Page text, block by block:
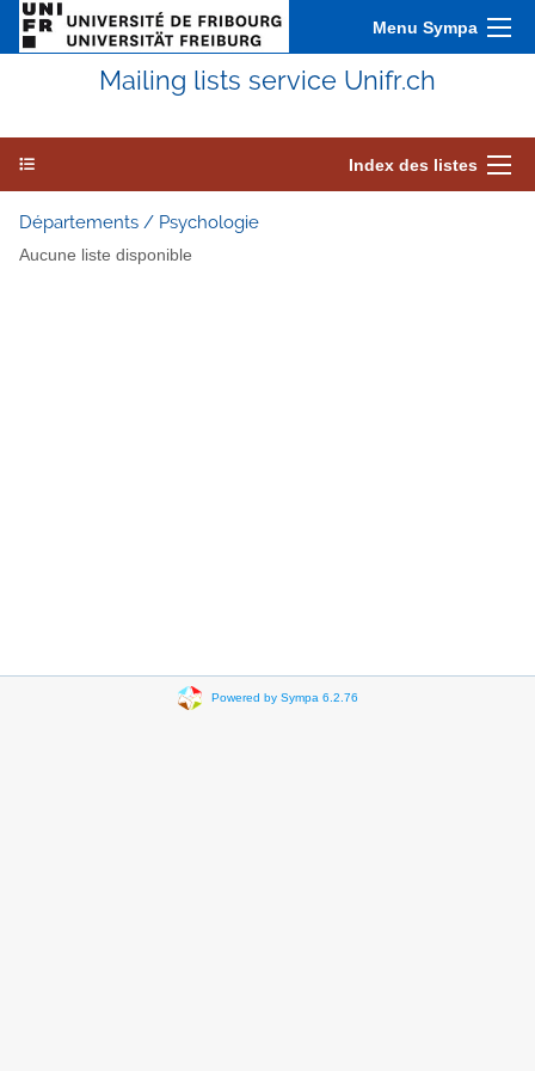
Menu Sympa
Mailing lists service Unifr.ch
Index des listes
Départements / Psychologie
Aucune liste disponible
Powered by Sympa 6.2.76